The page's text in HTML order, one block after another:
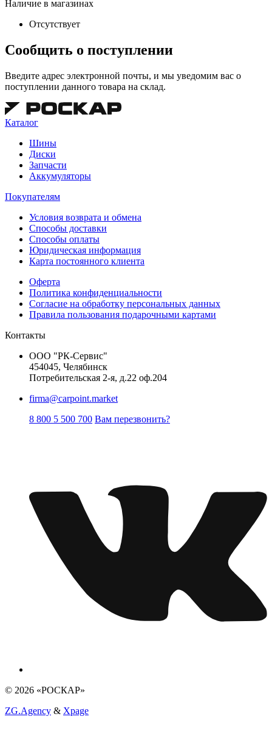
Наличие в магазинах
Отсутствует
Сообщить о поступлении
Введите адрес электронной почты, и мы уведомим вас о
поступлении данного товара на склад.
Каталог
Шины
Диски
Запчасти
Аккумуляторы
Покупателям
Условия возврата и обмена
Способы доставки
Способы оплаты
Юридическая информация
Карта постоянного клиента
Оферта
Политика конфиденциальности
Согласие на обработку персональных данных
Правила пользования подарочными картами
Контакты
ООО "РК-Сервис"
454045, Челябинск
Потребительская 2-я, д.22 оф.204
firma@carpoint.market
8 800 5 500 700 Вам перезвонить?
© 2026 «РОСКАР»
ZG.Agency & Xpage